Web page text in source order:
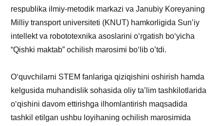
respublika ilmiy-metodik markazi va Janubiy Koreyaning
Milliy transport universiteti (KNUT) hamkorligida Sunʼiy
intellekt va robototexnika asoslarini oʻrgatish boʻyicha
“Qishki maktab” ochilish marosimi boʻlib o’tdi.
Oʻquvchilarni STEM fanlariga qiziqishini oshirish hamda
kelgusida muhandislik sohasida oliy taʼlim tashkilotlarida
oʻqishini davom ettirishga ilhomlantirish maqsadida
tashkil etilgan ushbu loyihaning ochilish marosimida